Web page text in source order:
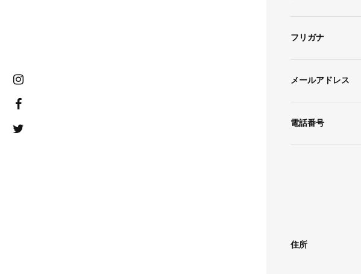
フリガナ
メールアドレス
電話番号
住所